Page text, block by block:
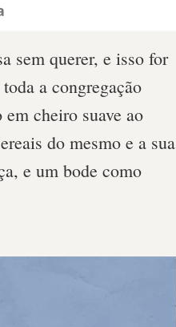
sem querer, e isso for
a congregação
cheiro suave ao
do mesmo e a sua
e um bode como